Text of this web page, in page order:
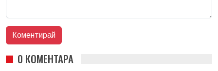
0 КОМЕНТАРА